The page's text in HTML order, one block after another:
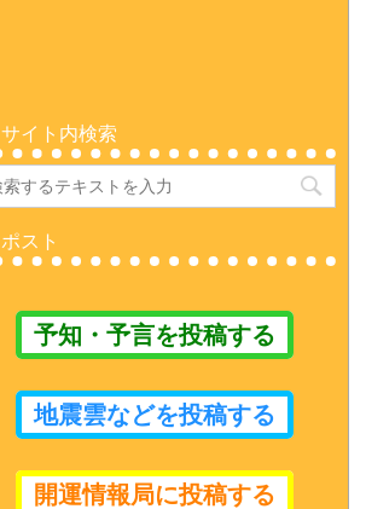
サイト内検索
ポスト
予知・予言を投稿する
地震雲などを投稿する
開運情報局に投稿する